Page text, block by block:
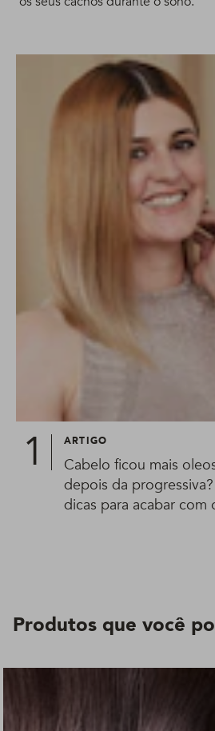
ARTIGO
Cabelo ficou mais
depois da
dicas para acabar com
Produtos que você